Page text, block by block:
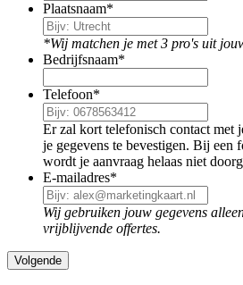
Plaatsnaam*
*Wij matchen je met 3 pro's uit
Bedrijfsnaam*
Telefoon*
Er zal kort telefonisch contact met
je gegevens te bevestigen. Bij een
wordt je aanvraag helaas niet
E-mailadres*
Wij gebruiken jouw gegevens
vrijblijvende offertes.